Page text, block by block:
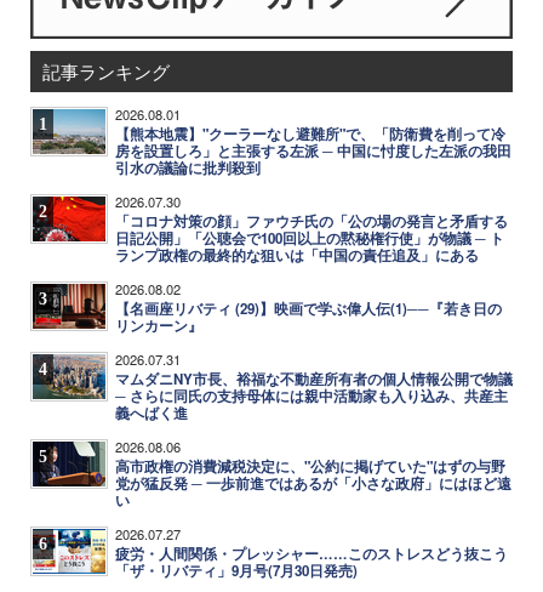
記事ランキング
1 2026.08.01
【熊本地震】"クーラーなし避難所"で、「防衛費を削って冷
房を設置しろ」と主張する左派 ─ 中国に忖度した左派の我田
引水の議論に批判殺到
2 2026.07.30
「コロナ対策の顔」ファウチ氏の「公の場の発言と矛盾する
日記公開」「公聴会で100回以上の黙秘権行使」が物議 ─ ト
ランプ政権の最終的な狙いは「中国の責任追及」にある
3 2026.08.02
【名画座リバティ (29)】映画で学ぶ偉人伝(1)──『若き日の
リンカーン』
4 2026.07.31
マムダニNY市長、裕福な不動産所有者の個人情報公開で物議
─ さらに同氏の支持母体には親中活動家も入り込み、共産主
義へばく進
5 2026.08.06
高市政権の消費減税決定に、"公約に掲げていた"はずの与野
党が猛反発 ─ 一歩前進ではあるが「小さな政府」にはほど遠
い
6 2026.07.27
疲労・人間関係・プレッシャー……このストレスどう抜こう
「ザ・リバティ」9月号(7月30日発売)